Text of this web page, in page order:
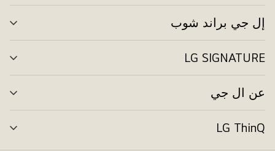
إل جي براند شوب
LG SIGNATURE
عن ال جي
LG ThinQ